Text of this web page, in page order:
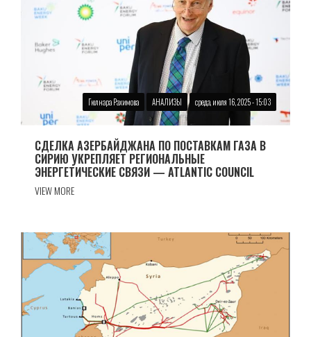
Гюлнара Рахимова АНАЛИЗЫ среда, июля 16, 2025 - 15:03
СДЕЛКА АЗЕРБАЙДЖАНА ПО ПОСТАВКАМ ГАЗА В
СИРИЮ УКРЕПЛЯЕТ РЕГИОНАЛЬНЫЕ
ЭНЕРГЕТИЧЕСКИЕ СВЯЗИ — ATLANTIC COUNCIL
VIEW MORE